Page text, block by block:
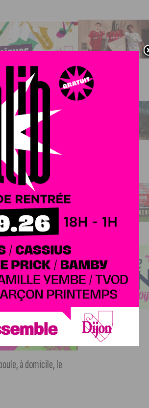
gagne face à
revanche à
dès le début du
mi-temps, les
pour reprendre
précieux pour la
retour de saison
sur le premier
à domicile, le